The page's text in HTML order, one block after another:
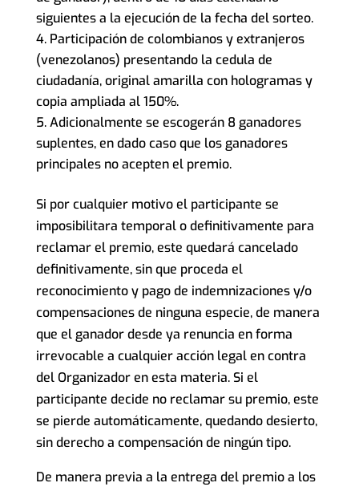
siguientes a la ejecución de la fecha del sorteo.
Participación de colombianos y extranjeros
(venezolanos) presentando la cedula de
ciudadanía, original amarilla con hologramas y
copia ampliada al 150%.
Adicionalmente se escogerán 8 ganadores
suplentes, en dado caso que los ganadores
principales no acepten el premio.
Si por cualquier motivo el participante se
imposibilitara temporal o definitivamente para
reclamar el premio, este quedará cancelado
definitivamente, sin que proceda el
reconocimiento y pago de indemnizaciones y/o
compensaciones de ninguna especie, de manera
que el ganador desde ya renuncia en forma
irrevocable a cualquier acción legal en contra
del Organizador en esta materia. Si el
participante decide no reclamar su premio, este
se pierde automáticamente, quedando desierto,
sin derecho a compensación de ningún tipo.
De manera previa a la entrega del premio a los